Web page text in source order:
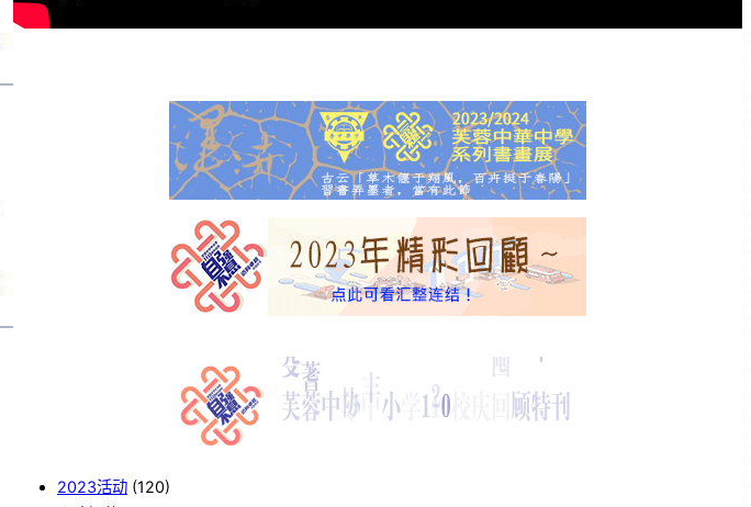
2023活动 (120)